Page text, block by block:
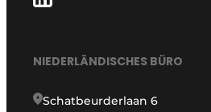
NIEDERLÄNDISCHES BÜRO
Schatbeurderlaan 6